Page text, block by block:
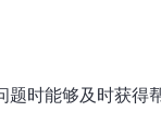
时能够及时获得